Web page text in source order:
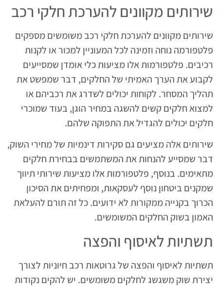
שירותים מקוונים להערכת חלקי רכב
שירותים מקוונים להערכת חלקי רכב משומשים מספקים
פלטפורמה נוחה וזמינה לכל המעוניין למכור או לקנות
רכיבים. פלטפורמות אלו מציעות כלי אומדן שמסייעים
לקבוע את הערך האמיתי של החלקים, דבר שמפשט את
תהליך המסחר. לקוחות יכולים לשדרג את רכביהם או
למצוא חלקים קשים להשגה במחיר הוגן, בעוד שמוכרי
חלקים יכולים להגדיל את התפוקה שלהם.
שירותים אלה מציעים גם סקירות דינמיות של מחירי השוק,
דבר שמסייע להנחות את המשתמשים בבחירת חלקים
מתאימים. בנוסף, פלטפורמות אלו מציעות שירותי תיווך
שמקנים ביטחון נוסף לעסקאות, ומפחיתים את הסיכון
הכרוך בקנייה ממקורות לא ידועים. כל זה תורם להעלאת
האמון בשוק החלקים המשומשים.
תשתיות לאיסוף והפצה
תשתיות לאיסוף והפצה של גרוטאות רכב חיוניות לצורך
יצירת שוק משגשג לחלקים משומשים. יש להקים נקודות